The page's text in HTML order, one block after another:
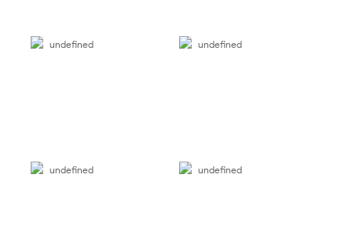
undefined undefined
undefined undefined